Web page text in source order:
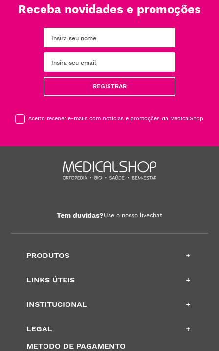
Receba novidades e promoções
REGISTRAR
Aceito receber e-mails com notícias e promoções da MedicalShop
Tem duvidas?Use o nosso livechat
PRODUTOS +
LINKS ÚTEIS +
INSTITUCIONAL +
LEGAL
+
METODO DE PAGAMENTO